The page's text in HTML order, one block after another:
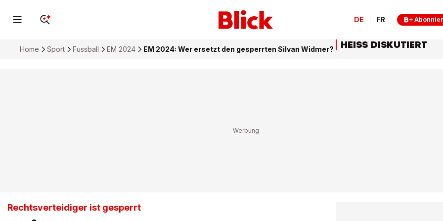
DE FR
Home Sport Fussball EM 2024 EM 2024: Wer ersetzt den gesperrten Silvan Widmer?
Rechtsverteidiger ist gesperrt
HEISS DISKUTIERT